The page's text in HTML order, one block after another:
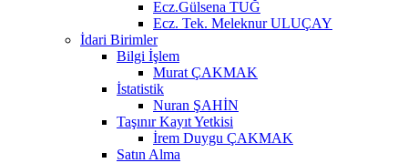
Ecz.Gülsena TUĞ
Ecz. Tek. Meleknur ULUÇAY
İdari Birimler
Bilgi İşlem
Murat ÇAKMAK
İstatistik
Nuran ŞAHİN
Taşınır Kayıt Yetkisi
İrem Duygu ÇAKMAK
Satın Alma